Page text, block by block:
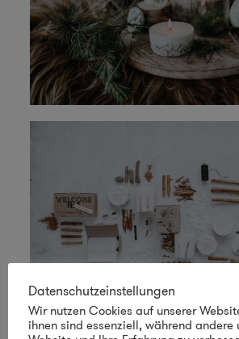
Datenschutzeinstellungen
Wir nutzen Cookies auf unserer
ihnen sind essenziell, während andere